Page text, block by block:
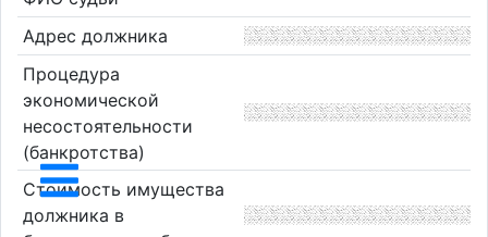
Адрес должника
Процедура
экономической
несостоятельности
(банкротства)
Стоимость имущества
должника в